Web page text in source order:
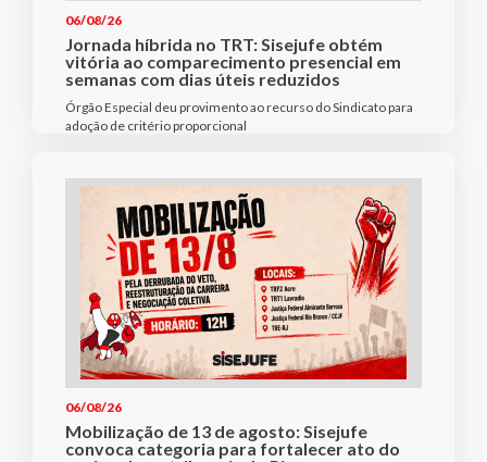
06/08/26
Jornada híbrida no TRT: Sisejufe obtém
vitória ao comparecimento presencial em
semanas com dias úteis reduzidos
Órgão Especial deu provimento ao recurso do Sindicato para
adoção de critério proporcional
06/08/26
Mobilização de 13 de agosto: Sisejufe
convoca categoria para fortalecer ato do